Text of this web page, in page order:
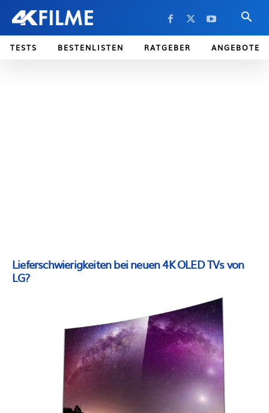
TESTS BESTENLISTEN RATGEBER ANGEBOTE
Lieferschwierigkeiten bei neuen 4K OLED TVs von
LG?